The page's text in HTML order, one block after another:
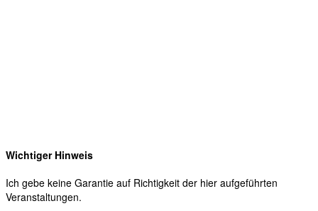
Wichtiger Hinweis
Ich gebe keine Garantie auf Richtigkeit der hier aufgeführten
Veranstaltungen.